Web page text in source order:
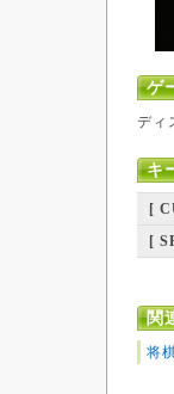
ゲ
ディ
キ
[
[
関
将